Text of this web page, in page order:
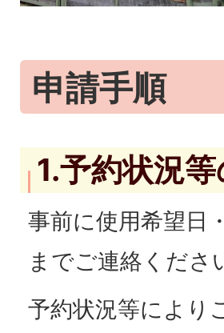
申請手順
1.予約状況
事前に使用希望日
までご連絡くださ
予約状況等により